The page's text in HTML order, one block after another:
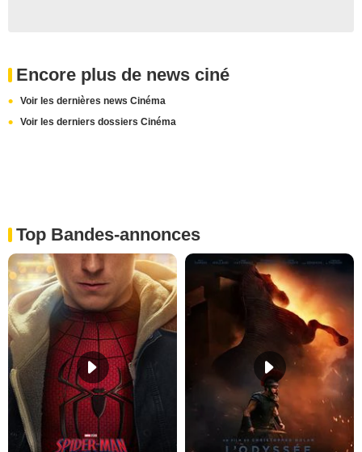
Encore plus de news ciné
Voir les dernières news Cinéma
Voir les derniers dossiers Cinéma
Top Bandes-annonces